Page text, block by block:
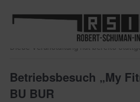
« Alle Veranstaltungen
Diese Veranstaltung hat bereits
Betriebsbesuch „My
BU BUR